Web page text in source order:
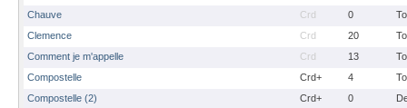
Chauve
Crd 0
Clemence
Crd 20
Comment je m'appelle
Crd 13
Compostelle
Crd+ 4
Compostelle (2)
Crd+ 0